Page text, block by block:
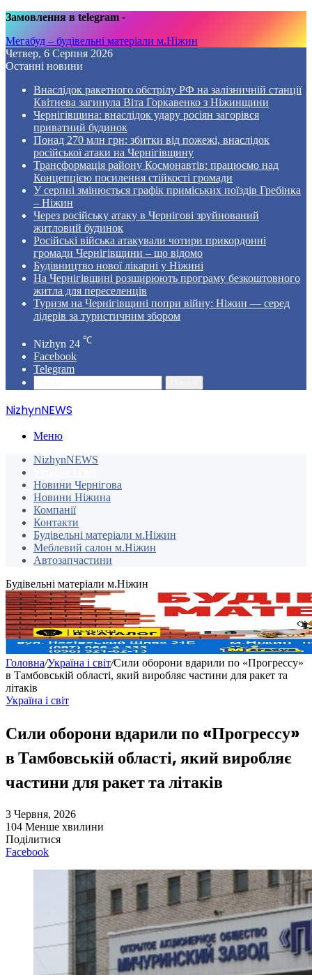
Замовлення в telegram -
Мегабуд – будівельні матеріали м.Ніжин
Четвер, 6 Серпня 2026
Останні новини
Внаслідок ракетного обстрілу РФ на залізничній станції
Квітнева загинула Віта Горкавенко з Ніжинщини
Чернігівщина: внаслідок удару росіян загорівся
приватний будинок
Понад 270 млн грн: збитки від пожежі, внаслідок
російської атаки на Чернігівщину
Трансформація району Космонавтів: працюємо над
Концепцією посилення стійкості громади
У серпні змінюється графік приміських поїздів Гребінка
– Ніжин
Через російську атаку в Чернігові зруйнований
житловий будинок
Російські війська атакували чотири прикордонні
громади Чернігівщини – що відомо
Будівництво нової лікарні у Ніжині
На Чернігівщині розширюють програму безкоштовного
житла для переселенців
Туризм на Чернігівщині попри війну: Ніжин — серед
лідерів за туристичним збором
Nizhyn 24 ℃
Facebook
Telegram
NizhynNEWS
Меню
NizhynNEWS
Новини Чернігова
Новини Ніжина
Компанії
Контакти
Будівельні матеріали м.Ніжин
Меблевий салон м.Ніжин
Автозапчастини
Будівельні матеріали м.Ніжин
Головна/Україна і світ/Сили оборони вдарили по «Прогрессу»
в Тамбовській області, який виробляє частини для ракет та
літаків
Україна і світ
Сили оборони вдарили по «Прогрессу»
в Тамбовській області, який виробляє
частини для ракет та літаків
3 Червня, 2026
104 Менше хвилини
Поділитися
Facebook